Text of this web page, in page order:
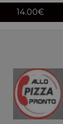
14.00€